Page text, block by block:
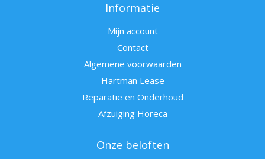
Informatie
Mijn account
Contact
Algemene voorwaarden
Hartman Lease
Reparatie en Onderhoud
Afzuiging Horeca
Onze beloften